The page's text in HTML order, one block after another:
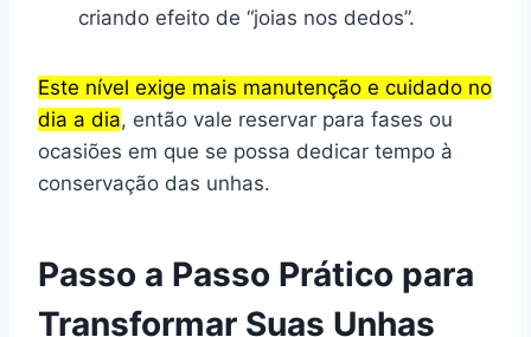
criando efeito de “joias nos dedos”.
Este nível exige mais manutenção e cuidado no
dia a dia, então vale reservar para fases ou
ocasiões em que se possa dedicar tempo à
conservação das unhas.
Passo a Passo Prático para
Transformar Suas Unhas